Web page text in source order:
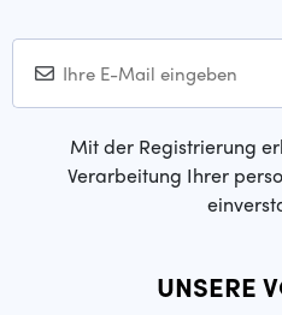
Mit der Registrierung
Verarbeitung Ihrer
UNSERE